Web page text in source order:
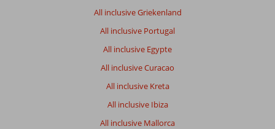
All inclusive Griekenland
All inclusive Portugal
All inclusive Egypte
All inclusive Curacao
All inclusive Kreta
All inclusive Ibiza
All inclusive Mallorca